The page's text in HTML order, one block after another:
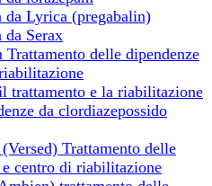
da Lyrica (pregabalin)
da Serax
Trattamento delle dipendenze
trattamento e la riabilitazione
da clordiazepossido
Trattamento delle
e centro di riabilitazione